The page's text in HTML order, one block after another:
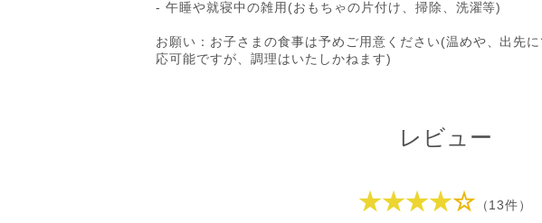
- 午睡や就寝中の雑用(おもちゃの片付け、掃除、洗濯等)
お願い：お子さまの食事は予めご用意ください(温めや、出先
応可能ですが、調理はいたしかねます)
レビュー
★★★★☆ （13件）